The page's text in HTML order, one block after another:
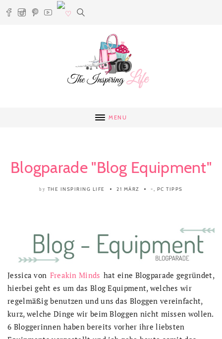
MENU
Blogparade "Blog Equipment"
by THE INSPIRING LIFE 21 MÄRZ -, PC TIPPS
Jessica von Freakin Minds hat eine Blogparade gegründet,
hierbei geht es um das Blog Equipment, welches wir
regelmäßig benutzen und uns das Bloggen vereinfacht,
kurz, welche Dinge wir beim Bloggen nicht missen wollen.
6 Bloggerinnen haben bereits vorher ihre liebsten